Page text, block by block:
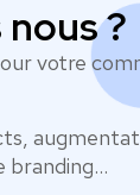
?
votre
branding…